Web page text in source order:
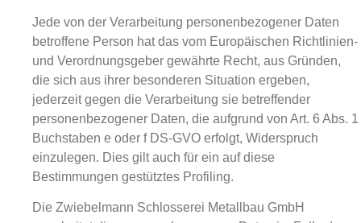
Jede von der Verarbeitung personenbezogener Daten
betroffene Person hat das vom Europäischen Richtlinien-
und Verordnungsgeber gewährte Recht, aus Gründen,
die sich aus ihrer besonderen Situation ergeben,
jederzeit gegen die Verarbeitung sie betreffender
personenbezogener Daten, die aufgrund von Art. 6 Abs. 1
Buchstaben e oder f DS-GVO erfolgt, Widerspruch
einzulegen. Dies gilt auch für ein auf diese
Bestimmungen gestütztes Profiling.
Die Zwiebelmann Schlosserei Metallbau GmbH